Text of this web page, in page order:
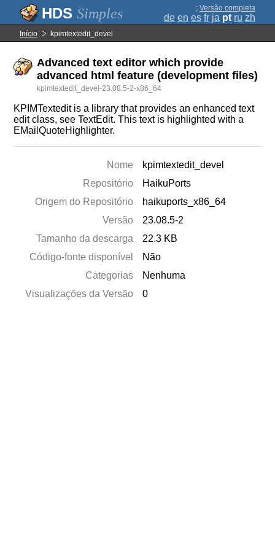
Simples ; Versão completa
de en es fr ja pt ru zh
Início kpimtextedit_devel
Advanced text editor which provide
advanced html feature (development files)
kpimtextedit_devel-23.08.5-2-x86_64
KPIMTextedit is a library that provides an enhanced text
edit class, see TextEdit. This text is highlighted with a
EMailQuoteHighlighter.
Nome
kpimtextedit_devel
Repositório
HaikuPorts
Origem do Repositório
haikuports_x86_64
Versão
23.08.5-2
Tamanho da descarga
22.3 KB
Código-fonte disponível
Não
Categorias
Nenhuma
Visualizações da Versão
0